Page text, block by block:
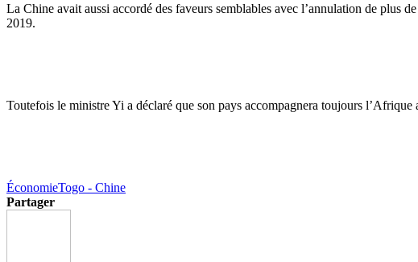
La Chine avait aussi accordé des faveurs semblables avec l’annulation de plus
2019.
Toutefois le ministre Yi a déclaré que son pays accompagnera toujours
ÉconomieTogo - Chine
Partager